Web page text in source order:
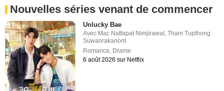
Nouvelles séries venant de commencer
Unlucky Bae
Avec Mac Nattapat Nimjirawat ,Tham Tupthong
Suwanrakanont
Romance Drame
6 août 2026 sur Netflix